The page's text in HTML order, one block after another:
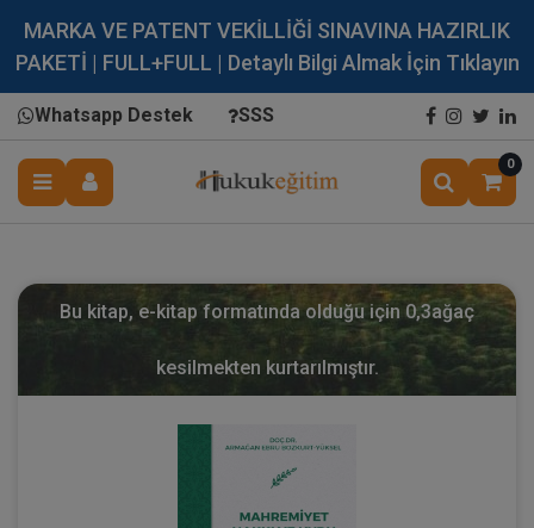
MARKA VE PATENT VEKİLLİĞİ SINAVINA HAZIRLIK
PAKETİ | FULL+FULL | Detaylı Bilgi Almak İçin Tıklayın
Whatsapp Destek SSS
0
Bu kitap, e-kitap formatında olduğu için 0,3ağaç
kesilmekten kurtarılmıştır.